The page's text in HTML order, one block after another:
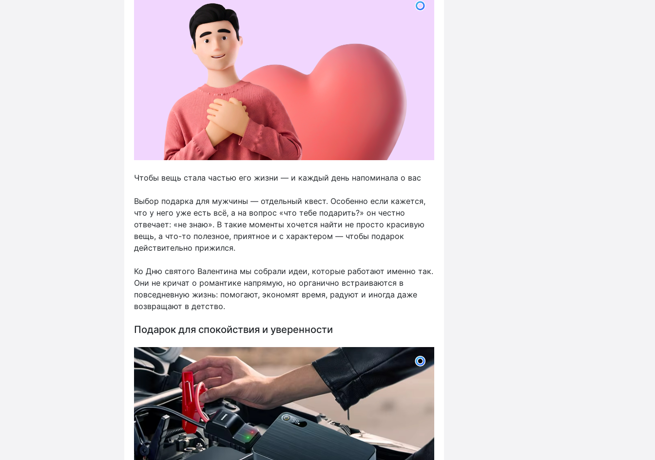
Чтобы вещь стала частью его жизни — и каждый день напоминала о вас
Выбор подарка для мужчины — отдельный квест. Особенно если кажется,
что у него уже есть всё, а на вопрос «что тебе подарить?» он честно
отвечает: «не знаю». В такие моменты хочется найти не просто красивую
вещь, а что-то полезное, приятное и с характером — чтобы подарок
действительно прижился.
Ко Дню святого Валентина мы собрали идеи, которые работают именно так.
Они не кричат о романтике напрямую, но органично встраиваются в
повседневную жизнь: помогают, экономят время, радуют и иногда даже
возвращают в детство.
Подарок для спокойствия и уверенности